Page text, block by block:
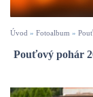
Úvod » Fotoalbum »
Pouťový pohár